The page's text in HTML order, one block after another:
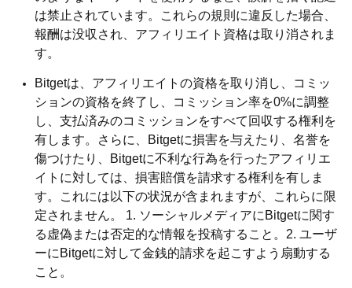
は禁止されています。これらの規則に違反した場合、
報酬は没収され、アフィリエイト資格は取り消されま
す。
Bitgetは、アフィリエイトの資格を取り消し、コミッ
ションの資格を終了し、コミッション率を0%に調整
し、支払済みのコミッションをすべて回収する権利を
有します。さらに、Bitgetに損害を与えたり、名誉を
傷つけたり、Bitgetに不利な行為を行ったアフィリエ
イトに対しては、損害賠償を請求する権利を有しま
す。これには以下の状況が含まれますが、これらに限
定されません。 1. ソーシャルメディアにBitgetに関す
る虚偽または否定的な情報を投稿すること。2. ユーザ
ーにBitgetに対して金銭的請求を起こすよう扇動する
こと。